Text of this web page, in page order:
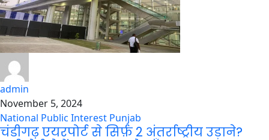
admin
November 5, 2024
National Public Interest Punjab
चंडीगढ़ एयरपोर्ट से सिर्फ़ 2 अंतर्राष्ट्रीय उड़ाने?